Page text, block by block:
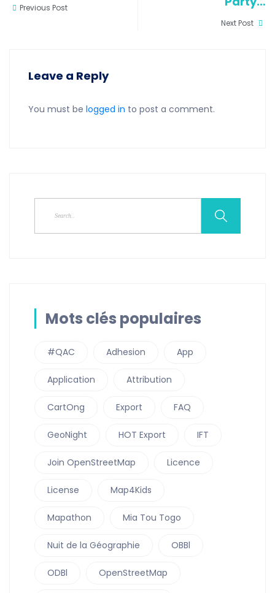
Previous Post
Next Post
Leave a Reply
You must be logged in to post a comment.
Mots clés populaires
#QAC Adhesion App
Application Attribution
CartOng Export FAQ
GeoNight HOT Export IFT
Join OpenStreetMap Licence
License Map4Kids
Mapathon Mia Tou Togo
Nuit de la Géographie OBBl
ODBl OpenStreetMap